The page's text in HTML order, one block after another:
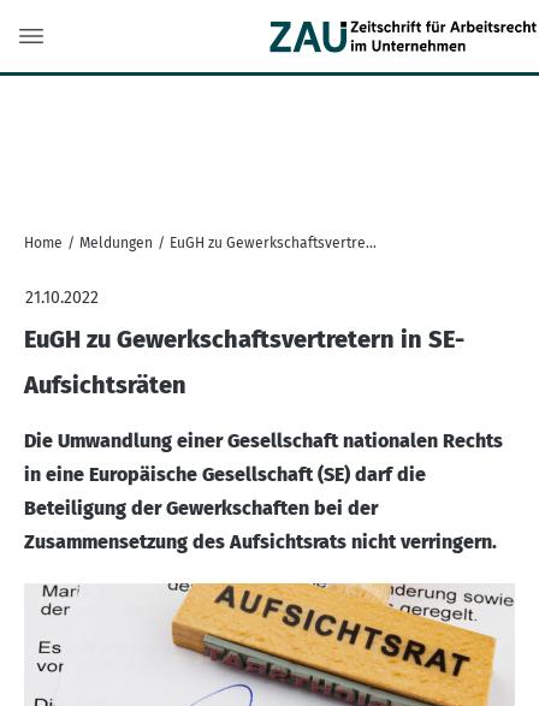
Home / Meldungen / EuGH zu Gewerkschaftsvertretern in SE-Aufsichtsräten
21.10.2022
EuGH zu Gewerkschaftsvertretern in SE-
Aufsichtsräten
Die Umwandlung einer Gesellschaft nationalen Rechts
in eine Europäische Gesellschaft (SE) darf die
Beteiligung der Gewerkschaften bei der
Zusammensetzung des Aufsichtsrats nicht verringern.